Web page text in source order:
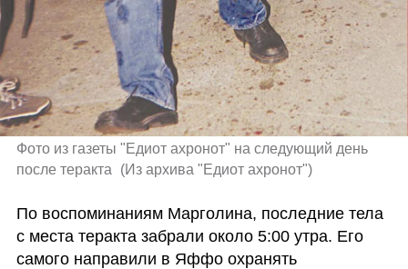
Фото из газеты "Едиот ахронот" на следующий день
после теракта
(Из архива "Едиот ахронот")
По воспоминаниям Марголина, последние тела
с места теракта забрали около 5:00 утра. Его
самого направили в Яффо охранять